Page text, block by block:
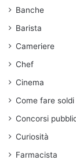
Banche
Barista
Cameriere
Chef
Cinema
Come fare soldi
Concorsi
Curiosità
Farmacista